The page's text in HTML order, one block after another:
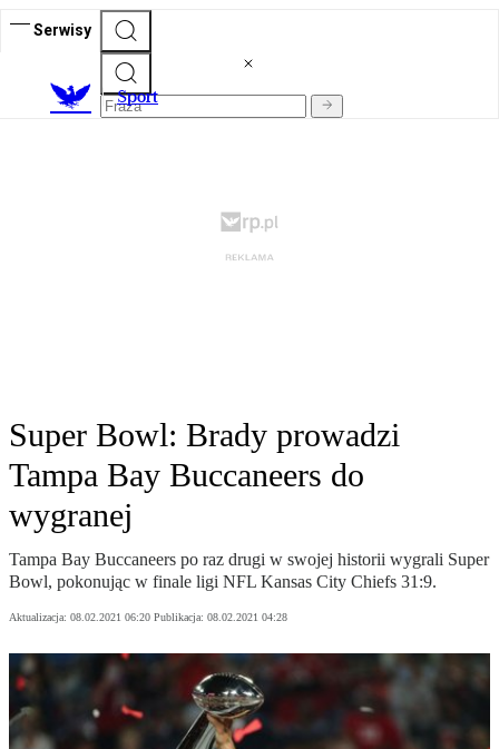
Serwisy
Sport
Super Bowl: Brady prowadzi
Tampa Bay Buccaneers do
wygranej
Tampa Bay Buccaneers po raz drugi w swojej historii wygrali Super
Bowl, pokonując w finale ligi NFL Kansas City Chiefs 31:9.
Aktualizacja: 08.02.2021 06:20 Publikacja: 08.02.2021 04:28